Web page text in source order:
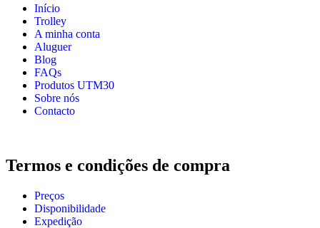
Início
Trolley
A minha conta
Aluguer
Blog
FAQs
Produtos UTM30
Sobre nós
Contacto
Termos e condições de compra
Preços
Disponibilidade
Expedição